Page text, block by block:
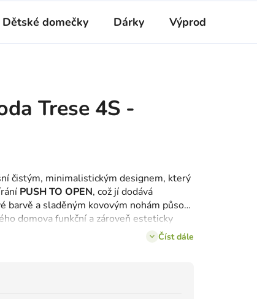
Dětské domečky Dárky Výprodej %
Trese 4S -
čistým, minimalistickým designem, který
PUSH TO OPEN, což jí dodává
barvě a sladěným kovovým nohám působí
domova funkční a zároveň esteticky
Číst dále